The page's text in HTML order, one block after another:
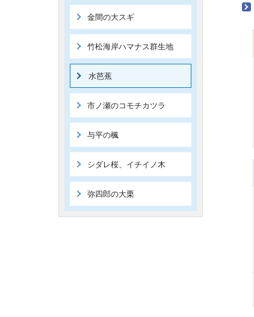
金間の大スギ
竹松海岸ハマナス群生地
水芭蕉
市ノ瀬のコモチカツラ
与平の楓
シダレ桜、イチイノ木
弥四郎の大栗